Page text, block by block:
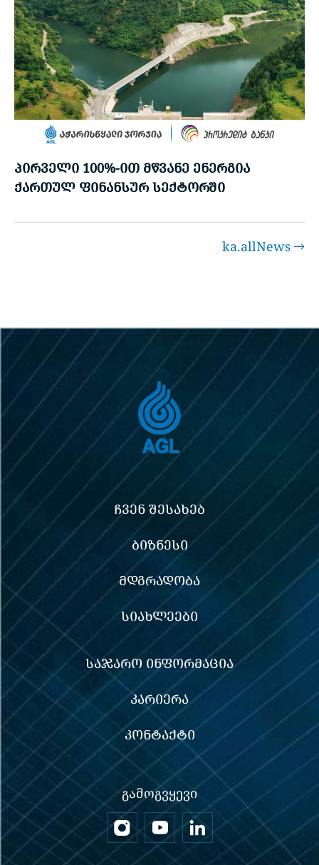
ᲞᲘᲠᲕᲔᲚᲘ 100%-ᲘᲗ ᲛᲬᲕᲐᲜᲔ ᲔᲜᲔᲠᲒᲘᲐ
ᲥᲐᲠᲗᲣᲚ ᲤᲘᲜᲐᲜᲡᲣᲠ ᲡᲔᲥᲢᲝᲠᲨᲘ
ka.allNews
ᲩᲕᲔᲜ ᲨᲔᲡᲐᲮᲔᲑ
ᲑᲘᲖᲜᲔᲡᲘ
ᲛᲓᲒᲠᲐᲓᲝᲑᲐ
ᲡᲘᲐᲮᲚᲔᲔᲑᲘ
ᲡᲐᲯᲐᲠᲝ ᲘᲜᲤᲝᲠᲛᲐᲪᲘᲐ
ᲙᲐᲠᲘᲔᲠᲐ
ᲙᲝᲜᲢᲐᲥᲢᲘ
ᲒᲐᲛᲝᲒᲕᲧᲔᲕᲘ